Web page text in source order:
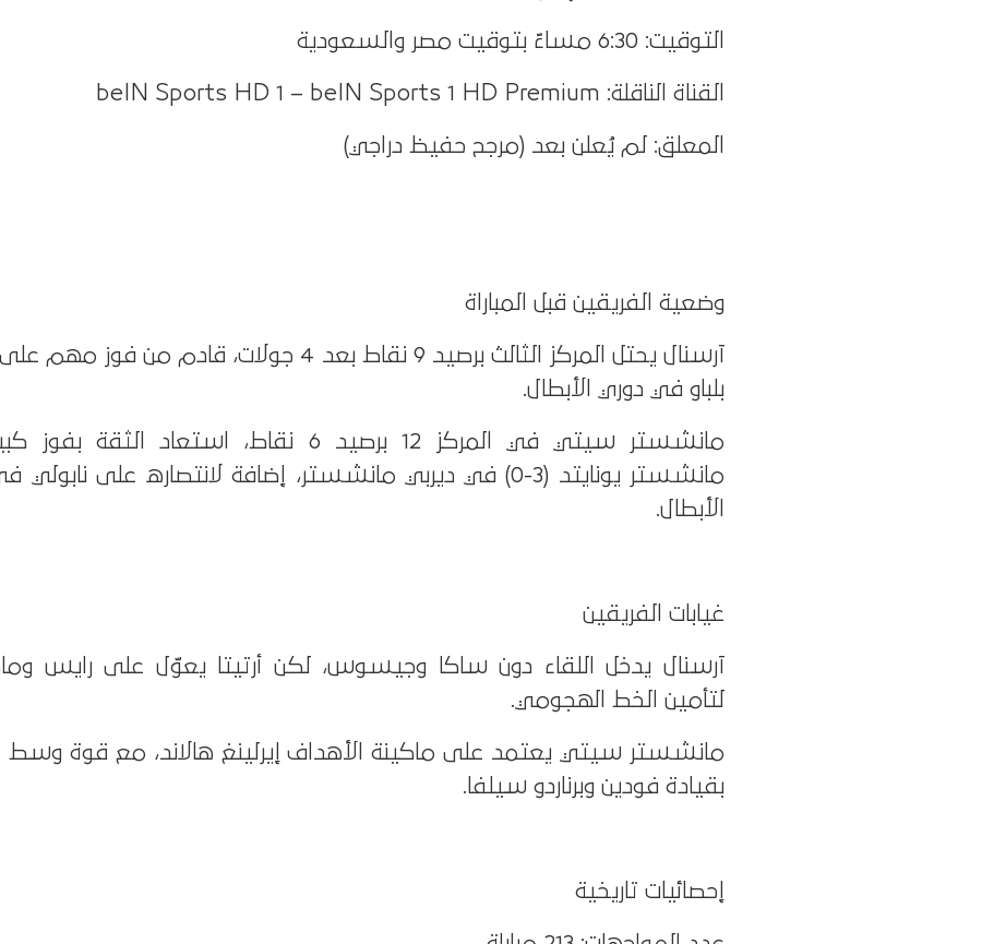
التوقيت: 6:30 مساءً بتوقيت مصر والسعودية
القناة الناقلة: beIN Sports HD 1 – beIN Sports 1 HD Premium
المعلق: لم يُعلن بعد (مرجح حفيظ دراجي)
وضعية الفريقين قبل المباراة
آرسنال يحتل المركز الثالث برصيد 9 نقاط بعد 4 جولات، قادم من
بلباو في دوري الأبطال.
مانشستر سيتي في المركز 12 برصيد 6 نقاط، استعاد الثقة
مانشستر يونايتد (3-0) في ديربي مانشستر، إضافة لانتصاره على
الأبطال.
غيابات الفريقين
آرسنال يدخل اللقاء دون ساكا وجيسوس، لكن أرتيتا يعوّل على رايس
لتأمين الخط الهجومي.
مانشستر سيتي يعتمد على ماكينة الأهداف إيرلينغ هالاند، مع قوة وسط
بقيادة فودين وبرناردو سيلفا.
إحصائيات تاريخية